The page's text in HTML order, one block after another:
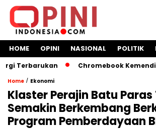
HOME OPINI NASIONAL POLITIK
Chromebook
Home / Ekonomi
Klaster Perajin Batu Paras
Semakin Berkembang
Program Pemberdayaan